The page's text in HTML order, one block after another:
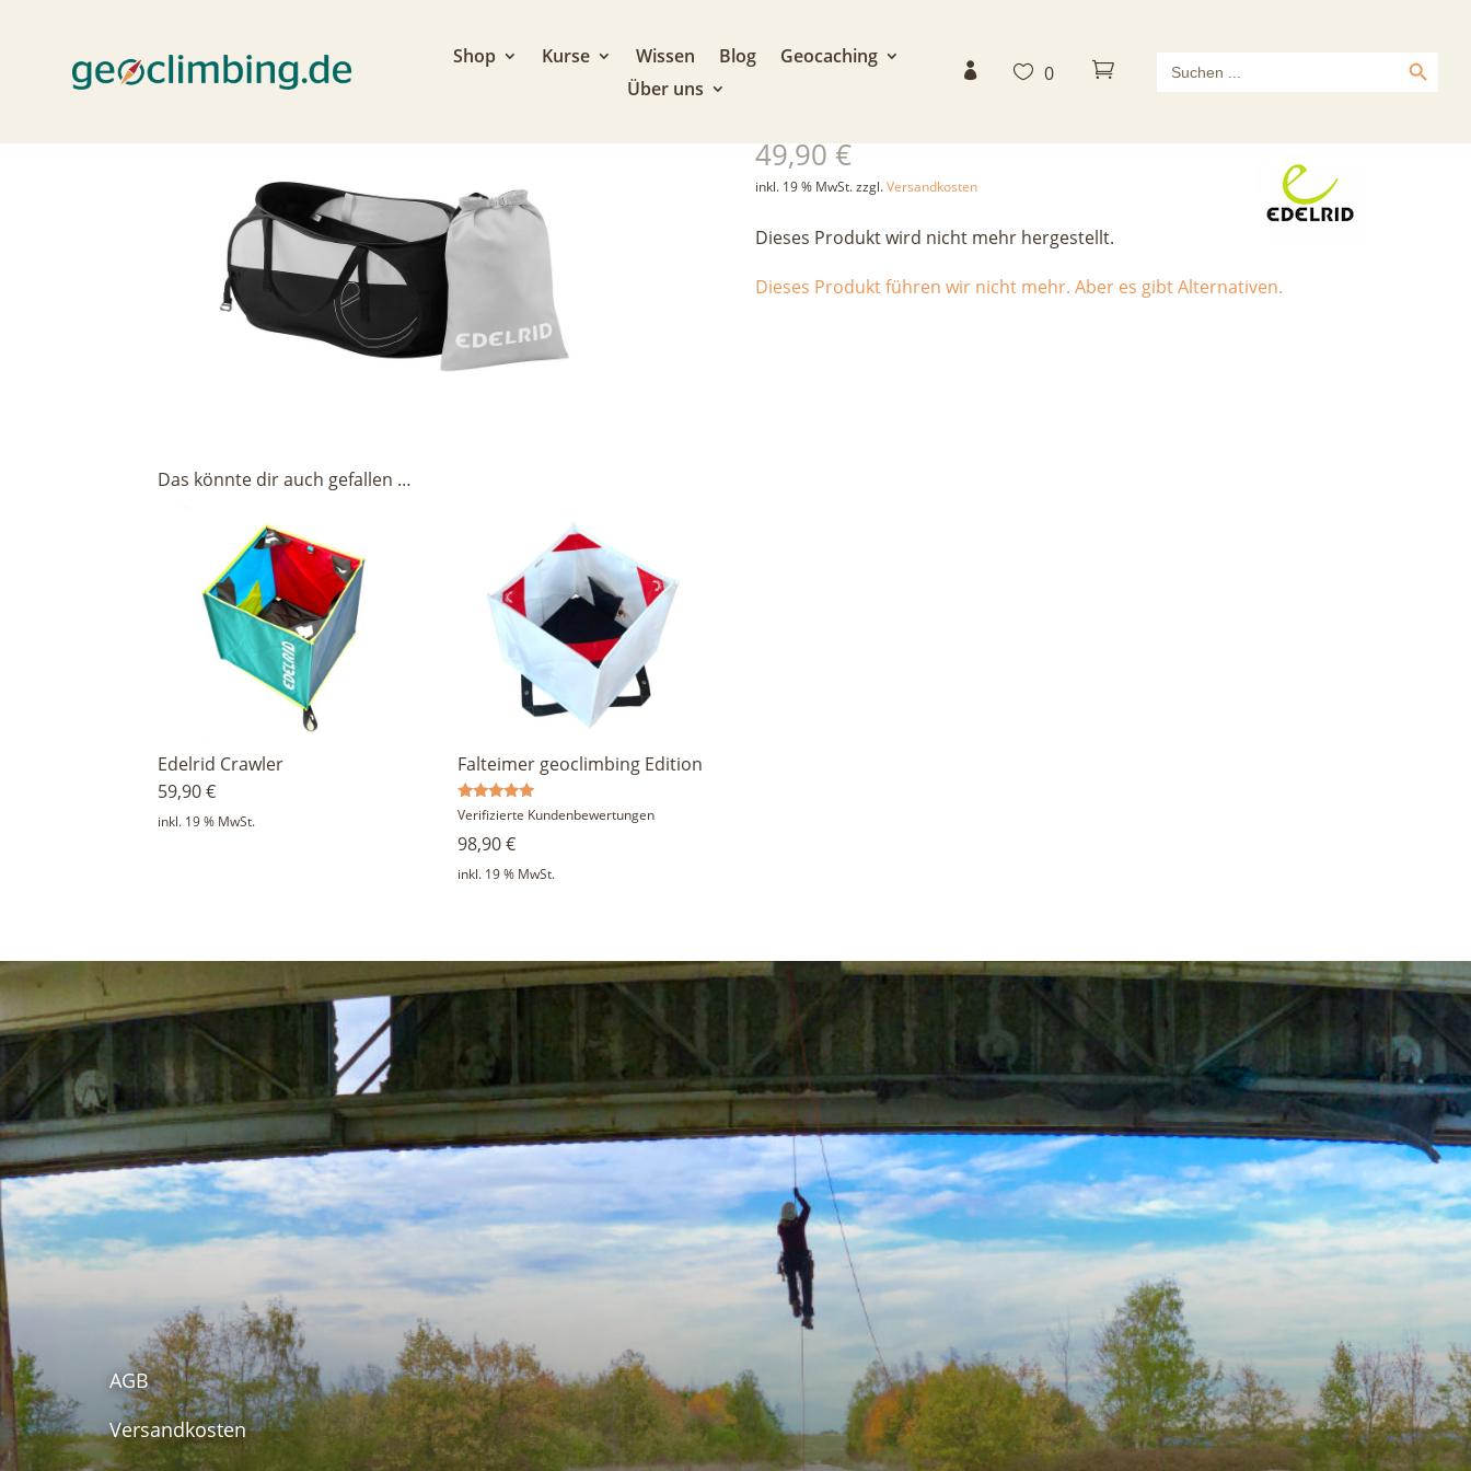
Shop Kurse Wissen Blog
Geocaching
Über uns
  0  Search
for:
Search Button
49,90€
inkl. 19 % MwSt.zzgl.Versandkosten
Dieses Produkt wird nicht mehr hergestellt.
Dieses Produkt führen wir nicht mehr. Aber es gibt Alternativen.
Das könnte dir auch gefallen …
Edelrid Crawler
59,90€
inkl. 19 % MwSt.
Falteimer geoclimbing Edition
Bewertet
5.00
von 5
Verifizierte Kundenbewertungen
98,90€
inkl. 19 % MwSt.
AGB
Versandkosten